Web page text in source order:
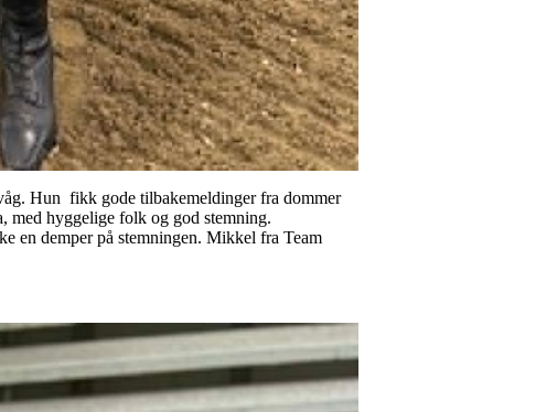
Hun fikk gode tilbakemeldinger fra dommer
med hyggelige folk og god stemning.
en demper på stemningen. Mikkel fra Team